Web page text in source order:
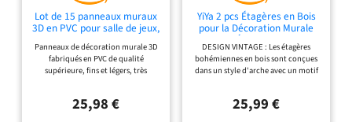
Lot de 15 panneaux muraux
3D en PVC pour salle de jeux,
salon, buanderie, cuisine, 30
x 30 cm
Panneaux de décoration murale 3D
fabriqués en PVC de qualité
supérieure, fins et légers, très
véritables effets de décoration 3D,
25,98 €
YiYa 2 pcs Étagères en Bois
pour la Décoration Murale
Blanc Étagère Murale
Bohème Moderne Support
Mural en Bois Bohème Style
étagère pour la Cuisine, la
Salon,Dortoir
DESIGN VINTAGE : Les étagères
bohémiennes en bois sont conçues
dans un style d'arche avec un motif
et moderne, qui peut vous fournir
25,99 €